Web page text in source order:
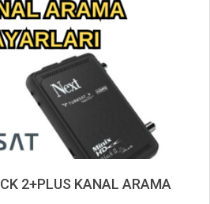
2+PLUS KANAL ARAMA